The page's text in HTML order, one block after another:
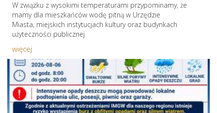
W związku z wysokimi temperaturami przypominamy, że
mamy dla mieszkańców wodę pitną w Urzędzie
Miasta, miejskich instytucjach kultury oraz budynkach
użyteczności publicznej
więcej